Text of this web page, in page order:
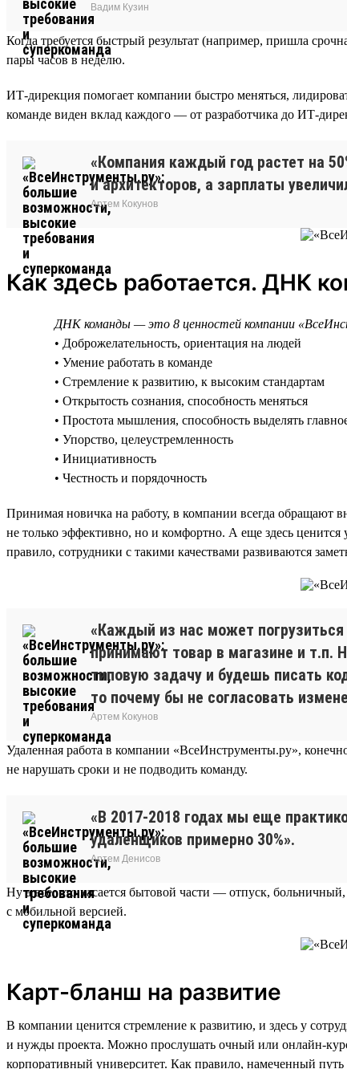
Вадим Кузин
Когда требуется быстрый результат (например, пришла
пары часов в неделю.
ИТ-дирекция помогает компании быстро меняться,
команде виден вклад каждого — от разработчика до ИТ-
«Компания каждый год растет на
и архитекторов, а зарплаты
Артем Кокунов
Как здесь работается. ДНК
ДНК команды — это 8 ценностей компании
• Доброжелательность, ориентация на людей
• Умение работать в команде
• Стремление к развитию, к высоким стандартам
• Открытость сознания, способность меняться
• Простота мышления, способность выделять
• Упорство, целеустремленность
• Инициативность
• Честность и порядочность
Принимая новичка на работу, в компании всегда обращают
не только эффективно, но и комфортно. А еще здесь
правило, сотрудники с такими качествами развиваются
«Каждый из нас может погрузиться
принимают товар в магазине и т.п.
типовую задачу и будешь писать
то почему бы не согласовать
Артем Кокунов
Удаленная работа в компании «ВсеИнструменты.ру»,
не нарушать сроки и не подводить команду.
«В 2017-2018 годах мы еще
удаленщиков примерно 30%».
Артем Денисов
Ну а все, что касается бытовой части — отпуск,
с мобильной версией.
Карт-бланш на развитие
В компании ценится стремление к развитию, и здесь у
и нужды проекта. Можно прослушать очный или онлайн-
корпоративный университет. Как правило, намеченный